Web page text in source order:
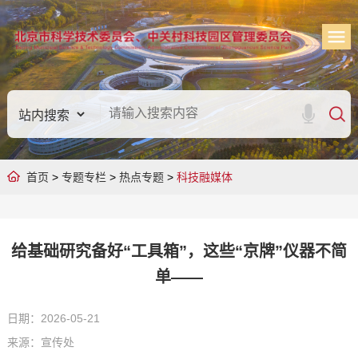
首页 > 专题专栏 > 热点专题> 科技融媒体
给基础研究备好“工具箱”，这些“京牌”仪器不简
单——
日期：2026-05-21
来源：宣传处